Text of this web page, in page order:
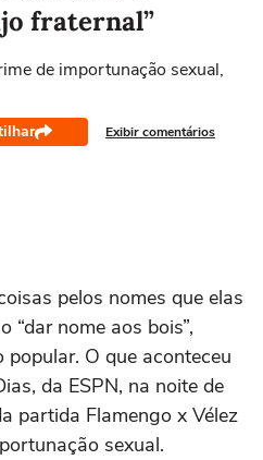
fraternal”
de importunação sexual,
Exibir comentários
pelos nomes que elas
“dar nome aos bois”,
O que aconteceu
da ESPN, na noite de
partida Flamengo x Vélez
sexual.